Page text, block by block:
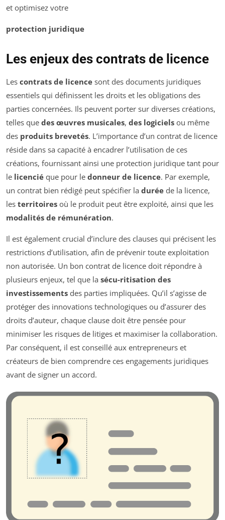
et optimisez votre
protection juridique
Les enjeux des contrats de licence
Les contrats de licence sont des documents juridiques
essentiels qui définissent les droits et les obligations des
parties concernées. Ils peuvent porter sur diverses créations,
telles que des œuvres musicales, des logiciels ou même
des produits brevetés. L’importance d’un contrat de licence
réside dans sa capacité à encadrer l’utilisation de ces
créations, fournissant ainsi une protection juridique tant pour
le licencié que pour le donneur de licence. Par exemple,
un contrat bien rédigé peut spécifier la durée de la licence,
les territoires où le produit peut être exploité, ainsi que les
modalités de rémunération.
Il est également crucial d’inclure des clauses qui précisent les
restrictions d’utilisation, afin de prévenir toute exploitation
non autorisée. Un bon contrat de licence doit répondre à
plusieurs enjeux, tel que la sécu-ritisation des
investissements des parties impliquées. Qu’il s’agisse de
protéger des innovations technologiques ou d’assurer des
droits d’auteur, chaque clause doit être pensée pour
minimiser les risques de litiges et maximiser la collaboration.
Par conséquent, il est conseillé aux entrepreneurs et
créateurs de bien comprendre ces engagements juridiques
avant de signer un accord.